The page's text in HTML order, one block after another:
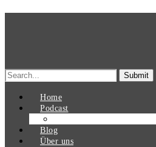
Search
for:
Home
Podcast
Blog
Über uns